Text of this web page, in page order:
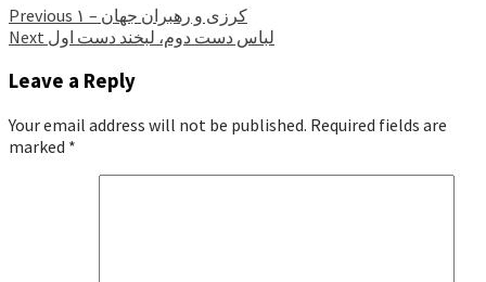
Continue
Reading
Previous
کرزی و رهبران جهان – ۱
Next لباس دست دوم، لبخند دست اول
Leave a Reply
Your email address will not be published. Required fields are
marked *